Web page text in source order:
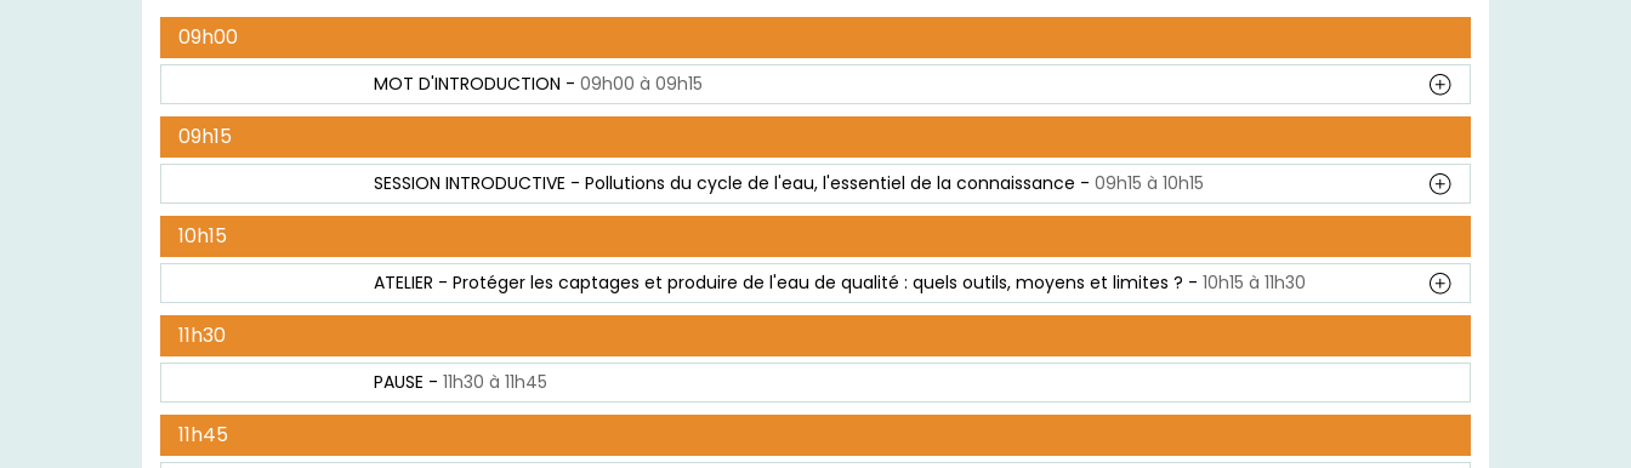
09h00
MOT D'INTRODUCTION - 09h00 à 09h15
09h15
SESSION INTRODUCTIVE - Pollutions du cycle de l'eau, l'essentiel de la connaissance - 09h15 à 10h15
10h15
ATELIER - Protéger les captages et produire de l'eau de qualité : quels outils, moyens et limites ? - 10h15 à 11h30
11h30
PAUSE - 11h30 à 11h45
11h45